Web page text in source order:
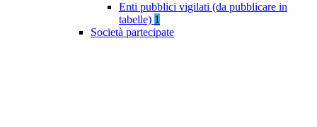
Enti pubblici vigilati (da pubblicare in
tabelle) 1
Società partecipate